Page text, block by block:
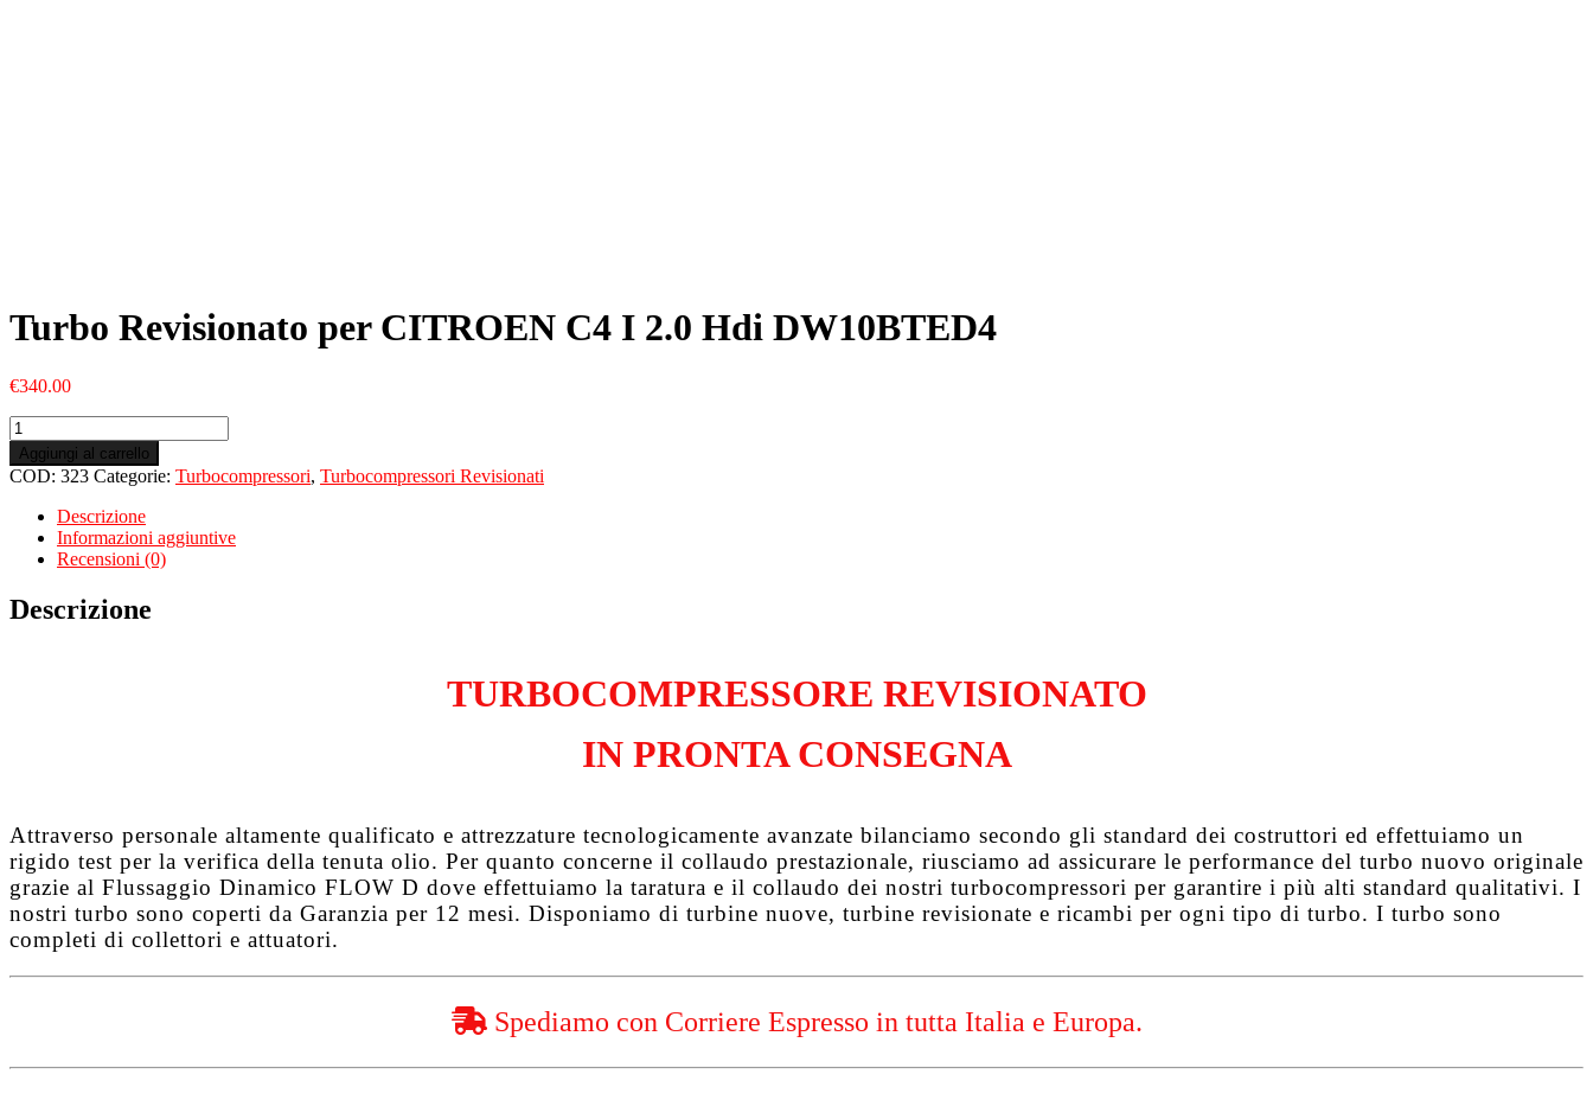
Turbo Revisionato per CITROEN C4 I 2.0 Hdi DW10BTED4
€340.00
Turbo
Revisionato
per
CITROEN
DW10BTED4
quantità
Aggiungi al carrello
COD: 323 Categorie: Turbocompressori, Turbocompressori Revisionati
Descrizione
Informazioni aggiuntive
Recensioni (0)
Descrizione
TURBOCOMPRESSORE REVISIONATO
IN PRONTA CONSEGNA
Attraverso personale altamente qualificato e attrezzature tecnologicamente avanzate bilanciamo secondo gli standard dei costruttori ed effettuiamo un
rigido test per la verifica della tenuta olio. Per quanto concerne il collaudo prestazionale, riusciamo ad assicurare le performance del turbo nuovo originale
grazie al Flussaggio Dinamico FLOW D dove effettuiamo la taratura e il collaudo dei nostri turbocompressori per garantire i più alti standard qualitativi. I
nostri turbo sono coperti da Garanzia per 12 mesi. Disponiamo di turbine nuove, turbine revisionate e ricambi per ogni tipo di turbo. I turbo sono
completi di collettori e attuatori.
Spediamo con Corriere Espresso in tutta Italia e Europa.